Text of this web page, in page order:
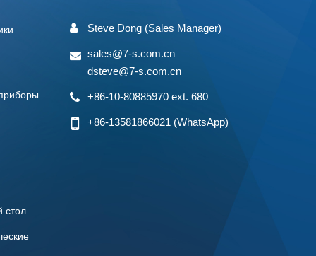
стол
Steve Dong (Sales Manager)
sales@7-s.com.cn
dsteve@7-s.com.cn
+86-10-80885970 ext. 680
+86-13581866021 (WhatsApp)